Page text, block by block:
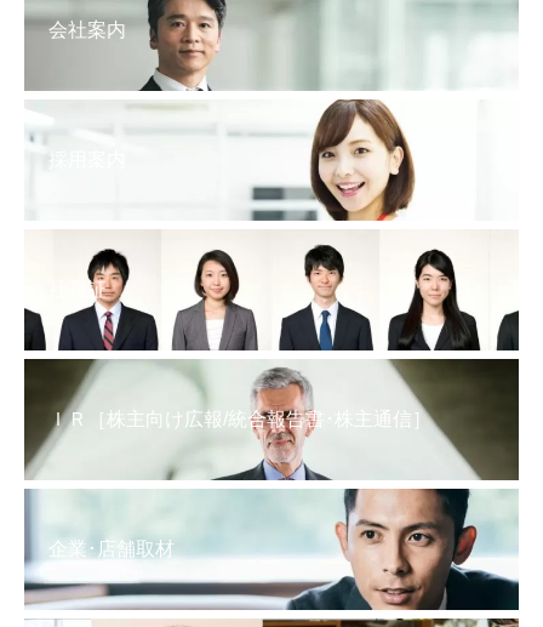
会社案内
採用案内
社員証
ＩＲ［株主向け広報/統合報告書･株主通信］
企業･店舗取材